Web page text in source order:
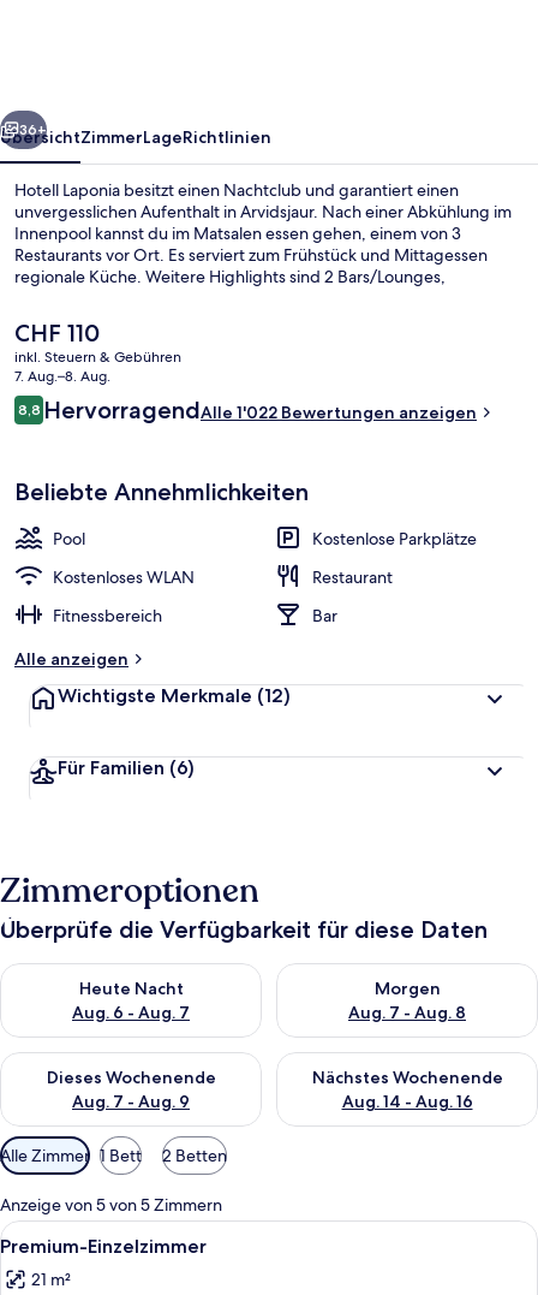
Weiter
36+
ÜbersichtZimmerLageRichtlinien
Hotell Laponia besitzt einen Nachtclub und garantiert einen
unvergesslichen Aufenthalt in Arvidsjaur. Nach einer Abkühlung im
Innenpool kannst du im Matsalen essen gehen, einem von 3
Restaurants vor Ort. Es serviert zum Frühstück und Mittagessen
regionale Küche. Weitere Highlights sind 2 Bars/Lounges,
Der
aktuelle
Preis
beträgt
CHF 110.
CHF 110
inkl. Steuern & Gebühren
7. Aug.–8. Aug.
Bewertungen
8,88,8 von 10.
HervorragendAlle 1'022 Bewertungen anzeigen
Beliebte Annehmlichkeiten
Pool
Kostenlose Parkplätze
Kostenloses WLAN
Restaurant
Fitnessbereich
Bar
Alle anzeigen
Wichtigste Merkmale (12)
Für Familien (6)
Zimmeroptionen
Überprüfe die Verfügbarkeit für diese Daten
Heute Nacht
Aug. 6 - Aug. 7
Überprüfe die Verfügbarkeit für heute Nacht, Aug. 6 - Aug. 7.
Morgen
Aug. 7 - Aug. 8
Überprüfe die Verfügbarkeit
Dieses Wochenende
Aug. 7 - Aug. 9
Überprüfe die Verfügbarkeit für dieses Wochenende, Aug. 7
Nächstes Wochenende
Aug. 14 - Aug. 16
Überprüfe die Verfügbarkeit
Verfügbare
Filter
für
Zimmer
Alle Zimmer 1 Bett 2 Betten
Anzeige von 5 von 5 Zimmern
Alle
Fotos
für
Ein modernes Schlafzimmer mit
4
Premium-Einzelzimmer
21 m²